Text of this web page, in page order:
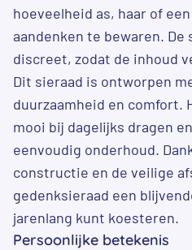
hoeveelheid as, haar of
aandenken te bewaren.
discreet, zodat de inhoud
Dit sieraad is ontworpen
duurzaamheid en comfort.
mooi bij dagelijks dragen
eenvoudig onderhoud.
constructie en de veilige
gedenksieraad een
jarenlang kunt koesteren.
Persoonlijke betekenis